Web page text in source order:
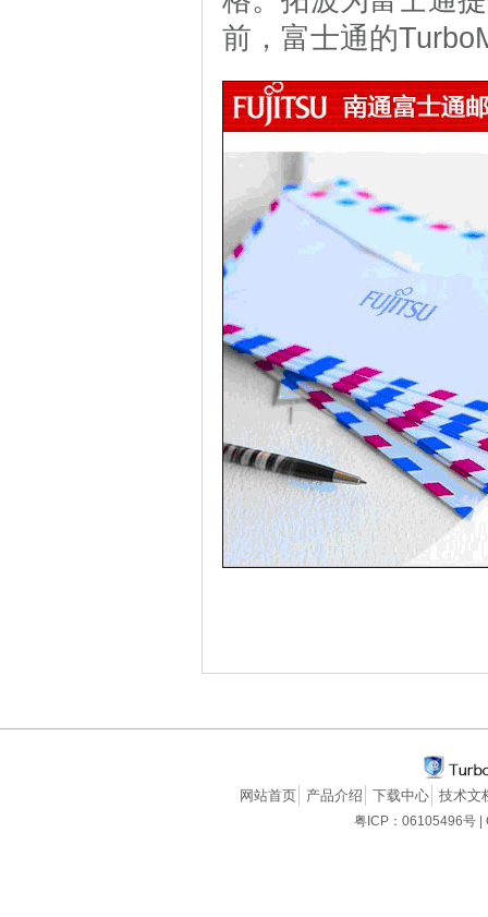
前，富士通的
网站首页 产品介绍 下载中心 技术文
粤ICP：06105496号 |